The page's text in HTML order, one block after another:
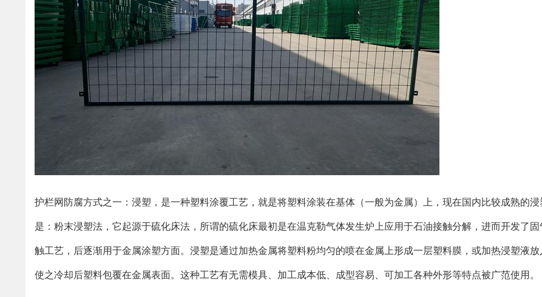
护栏网防腐方式之一：浸塑，是一种塑料涂覆工艺，就是将塑料涂装在基体（一般为金属）上，现在国内比较成熟的
是：粉末浸塑法，它起源于硫化床法，所谓的硫化床最初是在温克勒气体发生炉上应用于石油接触分解，进而开发了
触工艺，后逐渐用于金属涂塑方面。浸塑是通过加热金属将塑料粉均匀的喷在金属上形成一层塑料膜，或加热浸塑液
使之冷却后塑料包覆在金属表面。这种工艺有无需模具、加工成本低、成型容易、可加工各种外形等特点被广范使用。